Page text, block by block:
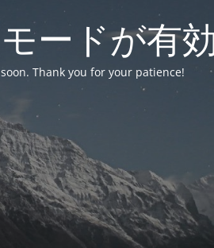
ードが有
Thank you for your patience!